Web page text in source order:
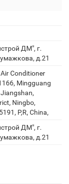
ДМ", г.
д.21
Conditioner
Mingguang
Ningbo,
P,R, China,
ДМ", г.
д.21